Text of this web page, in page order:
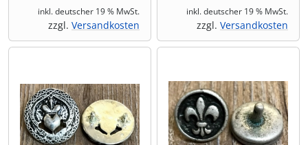
inkl. deutscher 19 % MwSt.
zzgl. Versandkosten
inkl. deutscher 19 % MwSt.
zzgl. Versandkosten